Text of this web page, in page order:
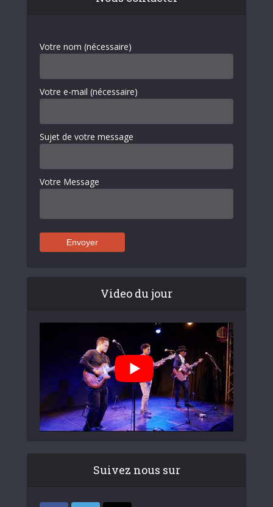
Votre nom (nécessaire)
Votre e-mail (nécessaire)
Sujet de votre message
Votre Message
Video du jour
Suivez nous sur